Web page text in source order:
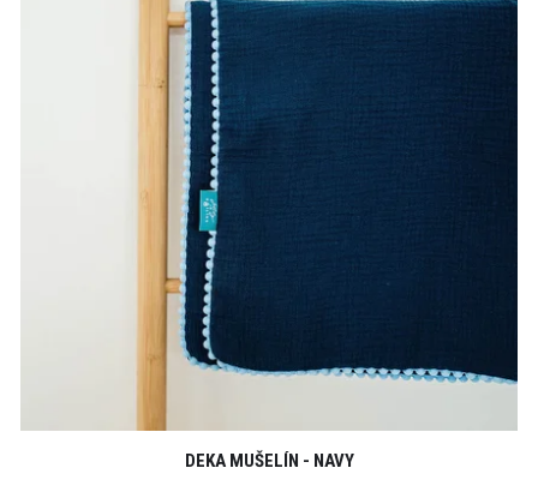
DEKA MUŠELÍN - NAVY